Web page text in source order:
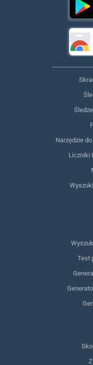
Narzędzie
Liczniki
Test